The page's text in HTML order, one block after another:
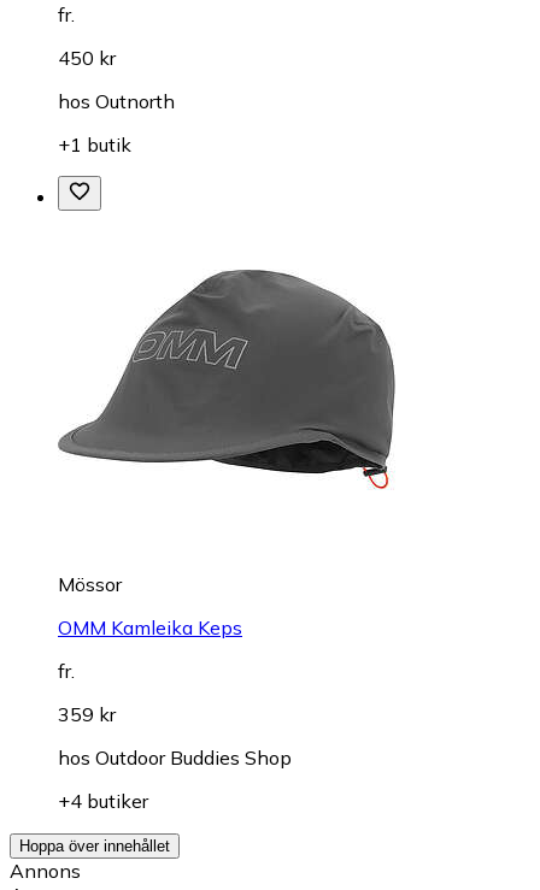
fr.
450 kr
hos Outnorth
+1 butik
Mössor
OMM Kamleika Keps
fr.
359 kr
hos Outdoor Buddies Shop
+4 butiker
Hoppa över innehållet
Annons